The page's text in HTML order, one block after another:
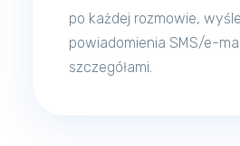
po każdej rozmowie,
powiadomienia SMS/e-
szczegółami.